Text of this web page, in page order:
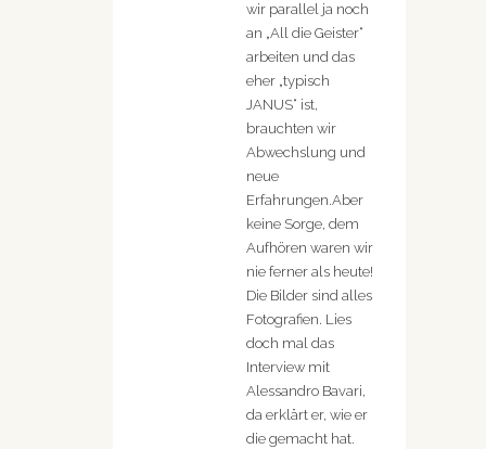
wir parallel ja noch
an „All die Geister“
arbeiten und das
eher „typisch
JANUS“ ist,
brauchten wir
Abwechslung und
neue
Erfahrungen.Aber
keine Sorge, dem
Aufhören waren wir
nie ferner als heute!
Die Bilder sind alles
Fotografien. Lies
doch mal das
Interview mit
Alessandro Bavari,
da erklärt er, wie er
die gemacht hat.